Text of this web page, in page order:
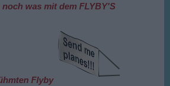
noch was mit dem FLYBY'S
Flyby